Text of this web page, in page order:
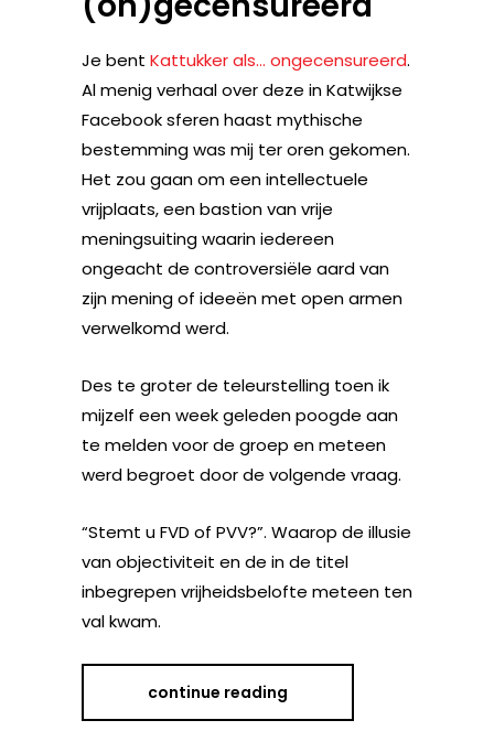
Je bent Kattukker als… ongecensureerd.
Al menig verhaal over deze in Katwijkse
Facebook sferen haast mythische
bestemming was mij ter oren gekomen.
Het zou gaan om een intellectuele
vrijplaats, een bastion van vrije
meningsuiting waarin iedereen
ongeacht de controversiële aard van
zijn mening of ideeën met open armen
verwelkomd werd.
Des te groter de teleurstelling toen ik
mijzelf een week geleden poogde aan
te melden voor de groep en meteen
werd begroet door de volgende vraag.
“Stemt u FVD of PVV?”. Waarop de illusie
van objectiviteit en de in de titel
inbegrepen vrijheidsbelofte meteen ten
val kwam.
continue reading